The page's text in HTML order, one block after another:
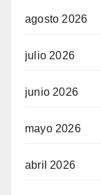
agosto 2026
julio 2026
junio 2026
mayo 2026
abril 2026